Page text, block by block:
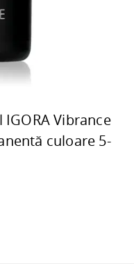
Vibrance
culoare 5-